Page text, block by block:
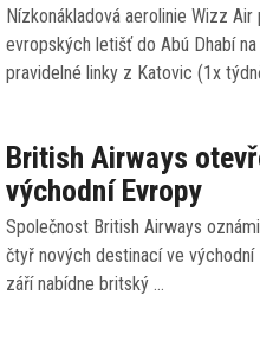
Nízkonákladová aerolinie Wizz
evropských letišť do Abú Dhabí
pravidelné linky z Katovic (1x
British Airways
východní Evropy
Společnost British Airways
čtyř nových destinací ve
září nabídne britský …